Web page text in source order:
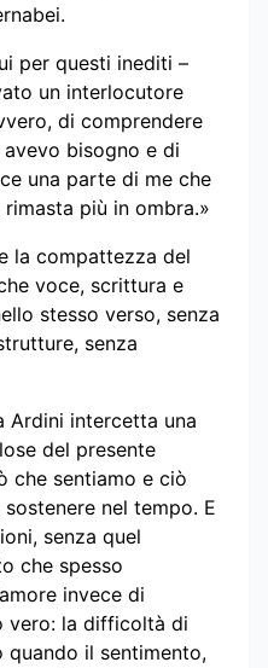
per questi inediti –
un interlocutore
di comprendere
bisogno e di
una parte di me che
più in ombra.»
la compattezza del
voce, scrittura e
stesso verso, senza
senza
Ardini intercetta una
del presente
che sentiamo e ciò
nel tempo. E
senza quel
che spesso
invece di
vero: la difficoltà di
quando il sentimento,